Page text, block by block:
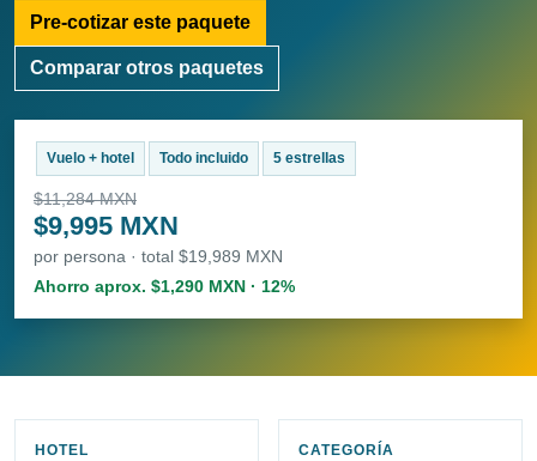
Pre-cotizar este paquete
Comparar otros paquetes
Vuelo + hotel Todo incluido 5 estrellas
$11,284 MXN
$9,995 MXN
por persona · total $19,989 MXN
Ahorro aprox. $1,290 MXN · 12%
HOTEL CATEGORÍA